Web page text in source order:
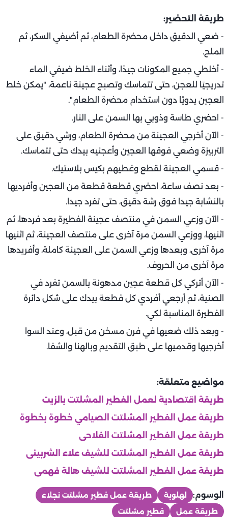
طريقة التحضير:
- ضعي الدقيق داخل محضرة الطعام، ثم أضيفي السكر، ثم
الملح.
- أخلطي جميع المكونات جيدًا، وأثناء الخلط ضيفي الماء
تدريجيًا للعجن، حتى تتماسك وتصبح عجينة ناعمة، "يمكن خلط
العجين يدويًا دون استخدام محضرة الطعام".
- احضري طاسة وذوبي بها السمن على النار.
- الآن أخرجي العجينة من محضرة الطعام، ورشي دقيق على
التربيزة وضعي فوقها العجين وأعجنيه بيدك حتى تتماسك.
- قسمي العجينة لقطع وغطيهم بكيس بلاستيك.
- بعد نصف ساعة، احضري قطعة قطعة من العجين وأفرديها
بالنشابة جيدًا فوق رشة دقيق، حتى تفرد جيدًا.
- الآن وزعي السمن في منتصف عجينة الفطيرة بعد فردها، ثم
اثنيها، ووزعي السمن مرة آخرى على منتصف العجينة، ثم اثنيها
مرة آخرى، وبعدها وزعي السمن على العجينة كاملة، وأفريدها
مرة آخرى من الحروف.
- الآن أتركي كل قطعة عجين مدهونة بالسمن تفرد في
الصنية، ثم أرجعي أفردي كل قطعة بيدك على شكل دائرة
الفطيرة المناسبة لكي.
- وبعد ذلك ضعيها في فرن مسخن من قبل، وعند السوا
أخرجيها وقدميها على طبق التقديم وبالهنا والشفا.
مواضيع متعلقة:
طريقة اقتصادية لعمل الفطير المشلتت بالزيت
طريقة عمل الفطير المشلتت الصيامي خطوة بخطوة
طريقة عمل الفطير المشلتت الفلاحى
طريقة عمل الفطير المشلتت للشيف علاء الشربينى
طريقة عمل الفطير المشلتت للشيف هالة فهمى
الوسوم: لهلوبة
طريقة عمل فطير مشلتت نجلاء
طريقة عمل
فطير مشلتت